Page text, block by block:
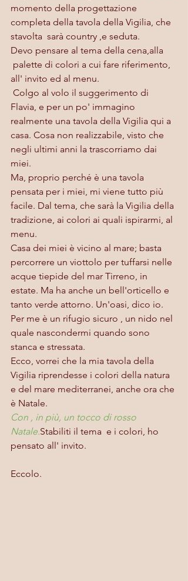
momento della progettazione
completa della tavola della Vigilia, che
stavolta  sarà country ,e seduta.
Devo pensare al tema della cena,alla
palette di colori a cui fare riferimento,
all' invito ed al menu.
Colgo al volo il suggerimento di
Flavia, e per un po' immagino
realmente una tavola della Vigilia qui a
casa. Cosa non realizzabile, visto che
negli ultimi anni la trascorriamo dai
miei.
Ma, proprio perché è una tavola
pensata per i miei, mi viene tutto più
facile. Dal tema, che sarà la Vigilia della
tradizione, ai colori ai quali ispirarmi, al
menu.
Casa dei miei è vicino al mare; basta
percorrere un viottolo per tuffarsi nelle
acque tiepide del mar Tirreno, in
estate. Ma ha anche un bell'orticello e
tanto verde attorno. Un'oasi, dico io.
Per me è un rifugio sicuro , un nido nel
quale nascondermi quando sono
stanca e stressata.
Ecco, vorrei che la mia tavola della
Vigilia riprendesse i colori della natura
e del mare mediterranei, anche ora che
è Natale.
Con , in più, un tocco di rosso
Natale.Stabiliti il tema  e i colori, ho
pensato all' invito.
Eccolo.